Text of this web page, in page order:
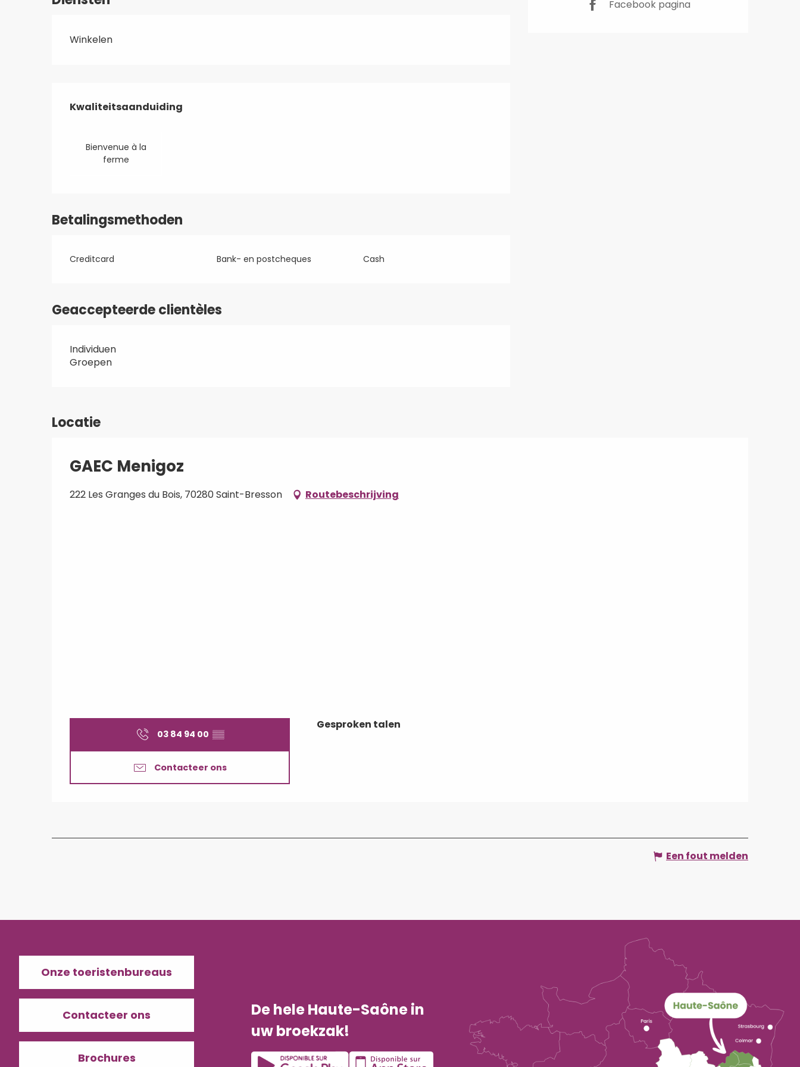
Facebook pagina
Winkelen
Dienstverlening
Kwaliteitsaanduiding
Kwaliteitsaanduiding
Bienvenue à la
ferme
Betalingsmethoden
Creditcard Bank- en postcheques Cash
Geaccepteerde clientèles
Individuen
Groepen
Locatie
GAEC Menigoz
222 Les Granges du Bois, 70280 Saint-Bresson Routebeschrijving
03 84 94 00 ▒▒
Contacteer ons
Gesproken talen
Gesproken talen
Een fout melden
Onze toeristenbureaus
Contacteer ons
Brochures
De hele Haute-Saône in
uw broekzak!